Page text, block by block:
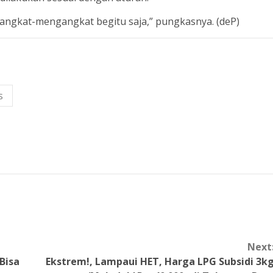
mengangkat begitu saja,” pungkasnya. (deP)
Ekstrem!, Lampaui HET, Harga LPG Subsidi